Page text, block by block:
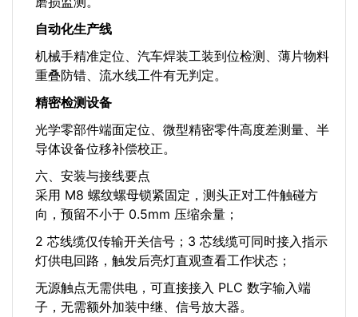
自动化生产线
机械手精准定位、汽车焊装工装到位检测、薄片物料
重叠防错、流水线工件有无判定。
精密检测设备
光学零部件端面定位、微型精密零件高度差测量、半
导体设备位移补偿校正。
六、安装与接线要点
采用 M8 螺纹螺母锁紧固定，测头正对工件触碰方
向，预留不小于 0.5mm 压缩余量；
2 芯线缆仅传输开关信号；3 芯线缆可同时接入指示
灯供电回路，触发后亮灯直观查看工作状态；
无源触点无需供电，可直接接入 PLC 数字输入端
子，无需额外加装中继、信号放大器。